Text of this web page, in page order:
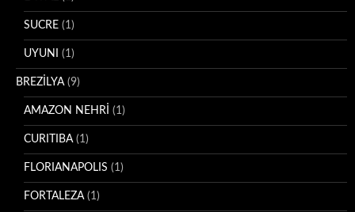
SUCRE (1)
UYUNI (1)
BREZİLYA(9)
AMAZON NEHRİ (1)
CURITIBA(1)
FLORIANAPOLIS (1)
FORTALEZA(1)